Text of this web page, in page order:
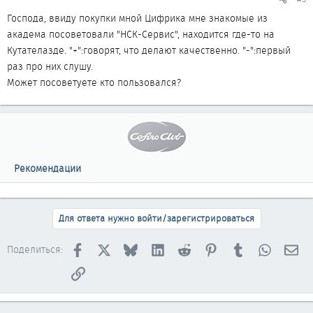
Господа, ввиду покупки мной Цифрика мне знакомые из
академа посоветовали "НСК-Сервис", находится где-то на
Кутателазде. "+":говорят, что делают качественно. "-":первый
раз про них слушу.
Может посоветуете кто пользовался?
Рекомендации
Для ответа нужно войти/зарегистрироваться
Поделиться: Facebook BlueskyLinkedInReddit PinterestTumblr
Ссылка